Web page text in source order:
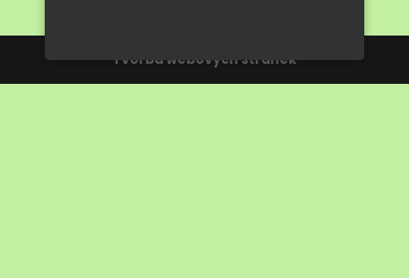
Tvorba webových stránek